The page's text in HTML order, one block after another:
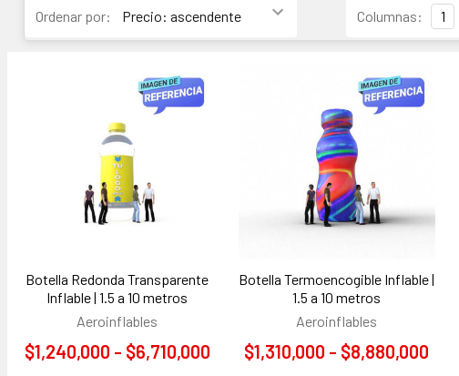
Ordenar por: Columnas: 1
Botella Redonda Transparente
Inflable | 1.5 a 10 metros
Aeroinflables
$1,240,000 - $6,710,000
Botella Termoencogible Inflable |
1.5 a 10 metros
Aeroinflables
$1,310,000 - $8,880,000